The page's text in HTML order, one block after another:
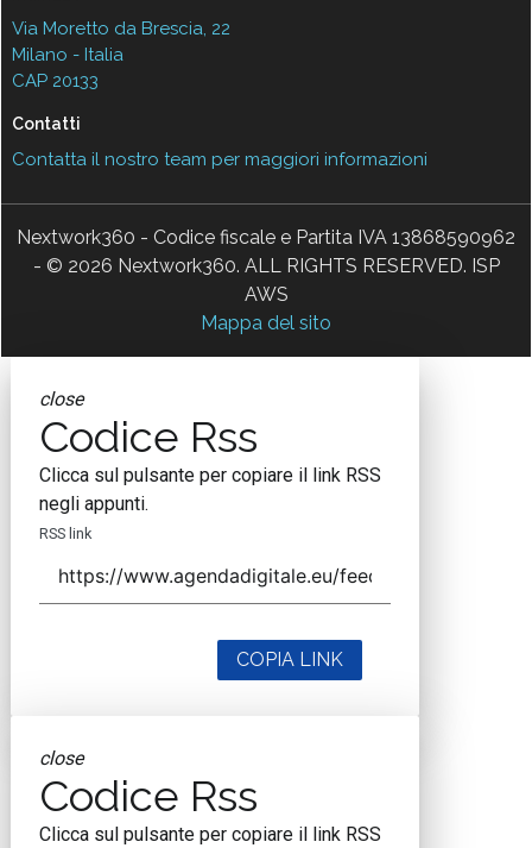
Via Moretto da Brescia, 22
Milano - Italia
CAP 20133
Contatti
Contatta il nostro team per maggiori informazioni
Nextwork360 - Codice fiscale e Partita IVA 13868590962
- © 2026 Nextwork360. ALL RIGHTS RESERVED. ISP
AWS
Mappa del sito
close
Codice Rss
Clicca sul pulsante per copiare il link RSS
negli appunti.
RSS link
COPIA LINK
close
Codice Rss
Clicca sul pulsante per copiare il link RSS